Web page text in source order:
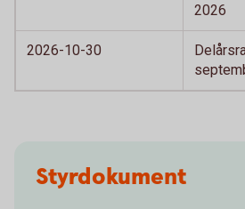
2026
2026-10-30
Styrdokument